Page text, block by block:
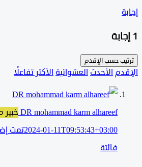
حسبالإقدم
الأحدثالعشوائيةالأكثر تفاعلًا
DR mohammad karm alhareefخبير مختص
2024-01-11T09:53:43+03:00